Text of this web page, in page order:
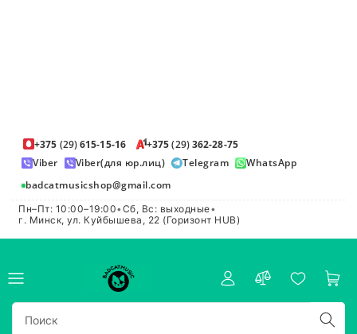
+375 (29)615-15-16 +375(29)362-28-75
Viber
Viber(для юр.лиц) Telegram
WhatsApp
badcatmusicshop@gmail.com
Пн–Пт: 10:00–19:00•Сб, Вс: выходные•
г. Минск, ул. Куйбышева, 22 (Горизонт HUB)